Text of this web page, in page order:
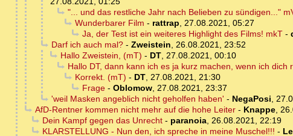
"... und das restliche Jahr nach Belieben zu sündigen..."
Wunderbarer Film - rattrap, 27.08.2021, 05:27
Ja, der Test ist ein weiteres Highlight des Films! mkT-
Darf ich auch mal?- Zweistein, 26.08.2021, 23:52
Hallo Zweistein, (mT) - DT, 27.08.2021, 00:10
Hallo DT, dann kann ich es ja kurz machen, wenn ich dich
Korrekt. (mT) - DT, 27.08.2021, 21:30
Frage- Oblomow, 27.08.2021, 23:37
'weil Masken angeblich nicht geholfen haben' - NegaPosi,
AfD-Rentner kommen nicht mehr auf die hohe Leiter- Knappe,
Dein Kampf gegen das Unrecht- paranoia, 26.08.2021, 22:19
KLARSTELLUNG - Nun den, ich spreche in meine Muschel!!! -